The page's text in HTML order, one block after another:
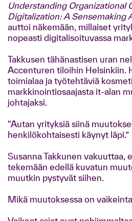
Understanding Organizational
Digitalization: A Sensemaking
auttoi näkemään, millaiset
nopeasti digitalisoituvassa
Takkusen tähänastisen uran
Accenturen tiloihin Helsinkiin.
toimialaa ja työtehtäviä
markkinointiosaajasta it-alan
johtajaksi.
“Autan yrityksiä siinä
henkilökohtaisesti käynyt läpi.”
Susanna Takkunen vakuuttaa,
tekemään edellä kuvatun
muutkin pystyvät siihen.
Mikä muutoksessa on